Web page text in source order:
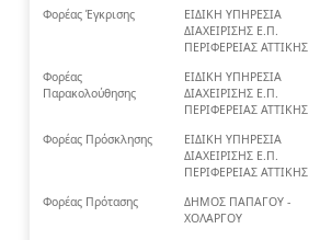
Φορέας Έγκρισης
ΕΙΔΙΚΗ ΥΠΗΡΕΣΙΑ
ΔΙΑΧΕΙΡΙΣΗΣ Ε.Π.
ΠΕΡΙΦΕΡΕΙΑΣ ΑΤΤΙΚΗΣ
Φορέας
Παρακολούθησης
ΕΙΔΙΚΗ ΥΠΗΡΕΣΙΑ
ΔΙΑΧΕΙΡΙΣΗΣ Ε.Π.
ΠΕΡΙΦΕΡΕΙΑΣ ΑΤΤΙΚΗΣ
Φορέας Πρόσκλησης
ΕΙΔΙΚΗ ΥΠΗΡΕΣΙΑ
ΔΙΑΧΕΙΡΙΣΗΣ Ε.Π.
ΠΕΡΙΦΕΡΕΙΑΣ ΑΤΤΙΚΗΣ
Φορέας Πρότασης
ΔΗΜΟΣ ΠΑΠΑΓΟΥ -
ΧΟΛΑΡΓΟΥ